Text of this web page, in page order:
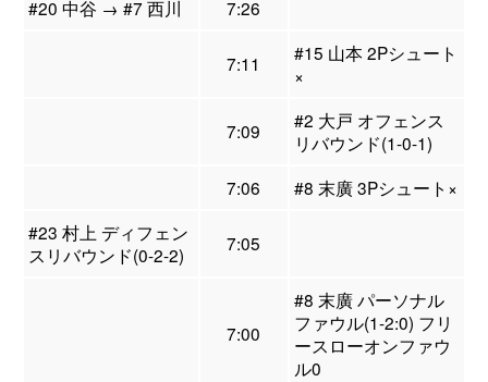
#20 中谷 → #7 西川
7:26
7:11
#15 山本 2Pシュート
×
7:09
#2 大戸 オフェンス
リバウンド(1-0-1)
7:06
#8 末廣 3Pシュート×
#23 村上 ディフェン
スリバウンド(0-2-2)
7:05
7:00
#8 末廣 パーソナル
ファウル(1-2:0) フリ
ースローオンファウ
ル0